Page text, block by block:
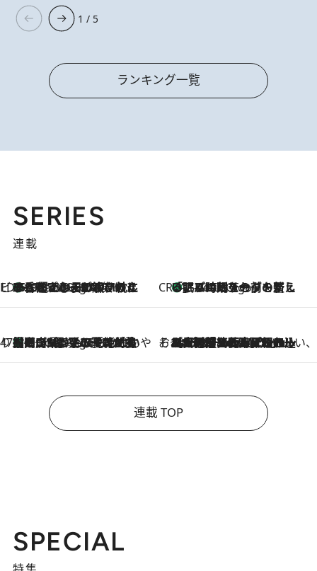
1 / 5
ランキング一覧
SERIES
連載
ビューティいいもの集め EDITORS' BEST
2 Hours Ago
35℃超えの日の夜、枕にひと吹き！ BAUMのルームスプレーが、ひのきの香りで心まで解きほぐす CREA'S CHOICE
2 Hours Ago
「眠る時刻をセットする」——眠りの前を整える、バルミューダの新しいアプローチ
47都道府県の手みやげ ひんやりスイーツで夏を満喫
2 Hours Ago
【岡山県】この夏絶対食べたい 冷やしておいしいおやつ3選 フルーツが主役のプリンやアイスが勢揃い そおだよおこの関西おいしい、おやつ紀行
2026.8.9
［大阪府箕面市］一皿一皿目の前で仕上げられる、料理を巧みに組み込んだアシェットデセールコース「ミチル アシェット デセール（Michiru assiette dessert）」
連載 TOP
SPECIAL